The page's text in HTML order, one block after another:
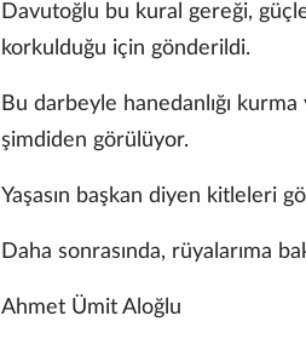
Davutoğlu bu kural gereği,
korkulduğu için gönderildi.
Bu darbeyle hanedanlığı
şimdiden görülüyor.
Yaşasın başkan diyen kitleleri
Daha sonrasında, rüyalarıma
Ahmet Ümit Aloğlu